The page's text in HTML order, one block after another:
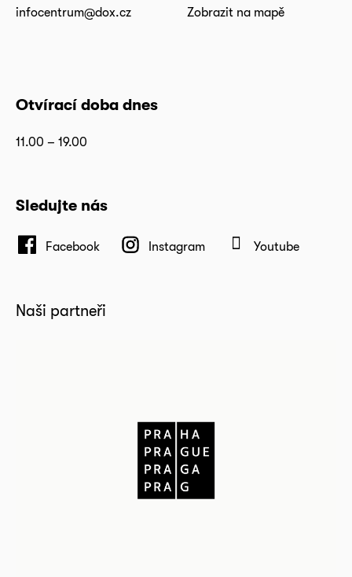
infocentrum@dox.cz
Zobrazit na mapě
Otvírací doba dnes
11.00 – 19.00
Sledujte nás
Facebook Instagram Youtube
Naši partneři